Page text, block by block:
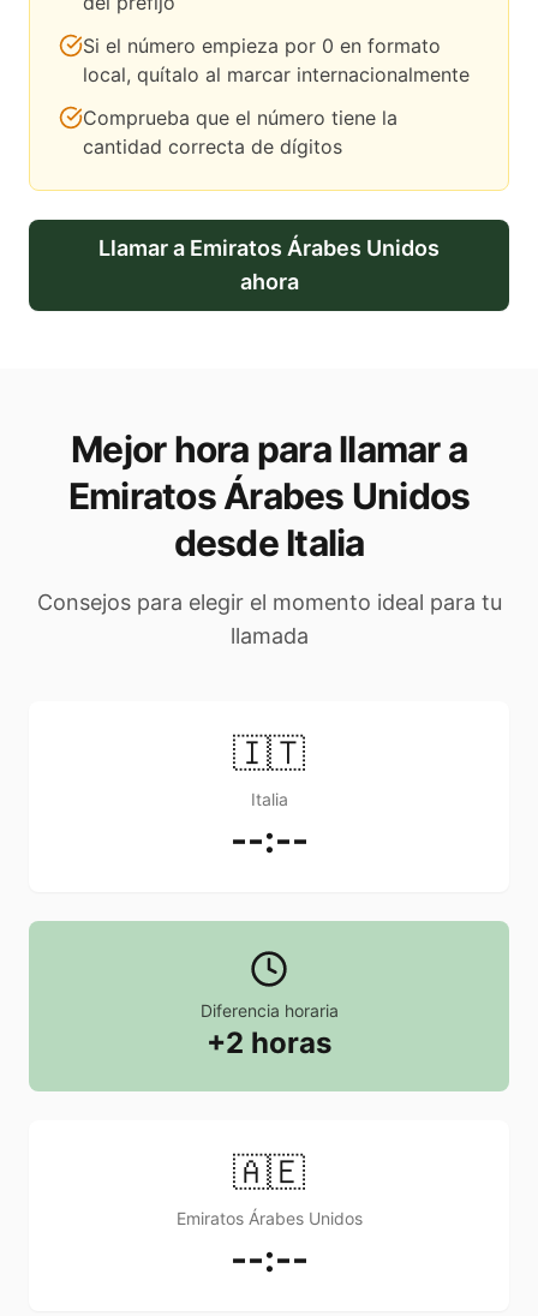
Si el número empieza por 0 en formato
local, quítalo al marcar internacionalmente
Comprueba que el número tiene la
cantidad correcta de dígitos
Llamar a Emiratos Árabes Unidos
ahora
Mejor hora para llamar a
Emiratos Árabes Unidos
desde Italia
Consejos para elegir el momento ideal para tu
llamada
🇮🇹
Italia
--:--
Diferencia horaria
+2 horas
🇦🇪
Emiratos Árabes Unidos
--:--